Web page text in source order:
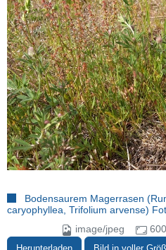
Bodensaurem Magerrasen
caryophyllea, Trifolium arvense)
image/jpeg